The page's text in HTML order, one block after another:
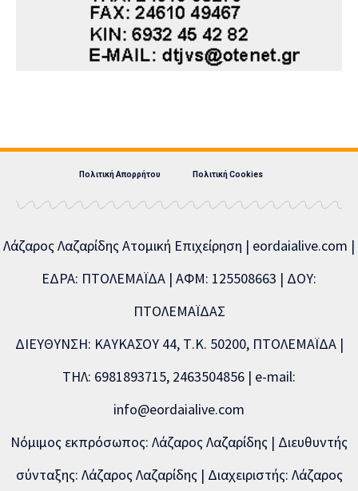
Πολιτική Απορρήτου Πολιτική Cookies
Λάζαρος Λαζαρίδης Ατομική Επιχείρηση | eordaialive.com |
ΕΔΡΑ: ΠΤΟΛΕΜΑΪΔΑ | ΑΦΜ: 125508663 | ΔΟΥ:
ΠΤΟΛΕΜΑΪΔΑΣ
ΔΙΕΥΘΥΝΣΗ: ΚΑΥΚΑΣΟΥ 44, Τ.Κ. 50200, ΠΤΟΛΕΜΑΪΔΑ |
ΤΗΛ: 6981893715, 2463504856 | e-mail:
info@eordaialive.com
Νόμιμος εκπρόσωπος: Λάζαρος Λαζαρίδης | Διευθυντής
σύνταξης: Λάζαρος Λαζαρίδης | Διαχειριστής: Λάζαρος